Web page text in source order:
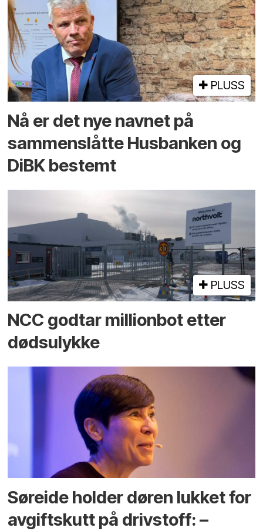
PLUSS
Nå er det nye navnet på
sammenslåtte Husbanken og
DiBK bestemt
PLUSS
NCC godtar millionbot etter
dødsulykke
Søreide holder døren lukket for
avgiftskutt på drivstoff: –